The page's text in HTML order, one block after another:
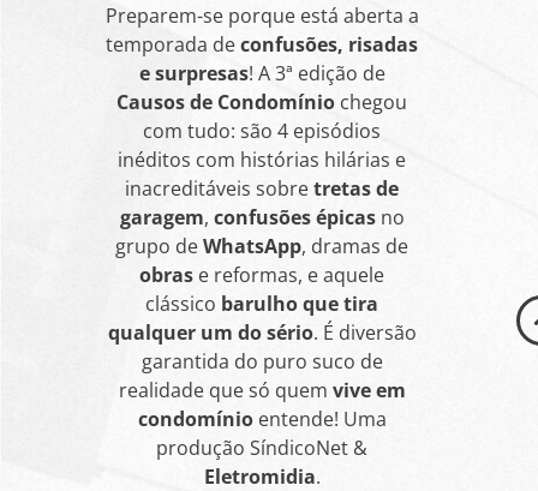
Preparem-se porque está aberta a
temporada deconfusões, risadas
e surpresas! A 3ª edição de
Causos de Condomínio chegou
com tudo: são 4 episódios
inéditos com histórias hilárias e
inacreditáveis sobretretas de
garagem, confusões épicas no
grupo deWhatsApp, dramas de
obras e reformas, e aquele
clássico barulho que tira
qualquer um do sério. É diversão
garantida do puro suco de
realidade que só quem vive em
condomínioentende! Uma
produção SíndicoNet &
Eletromidia.